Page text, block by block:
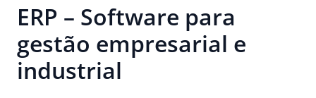
ERP – Software para
gestão empresarial e
industrial